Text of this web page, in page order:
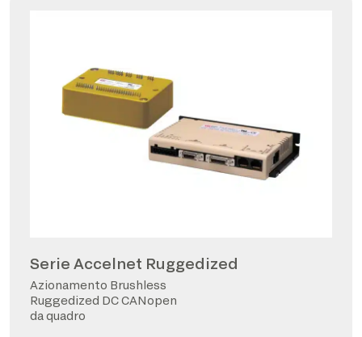
Serie Accelnet Ruggedized
Azionamento Brushless
Ruggedized DC CANopen
da quadro